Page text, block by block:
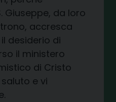
Giuseppe, da loro
accresca
desiderio di
il ministero
di Cristo
e vi